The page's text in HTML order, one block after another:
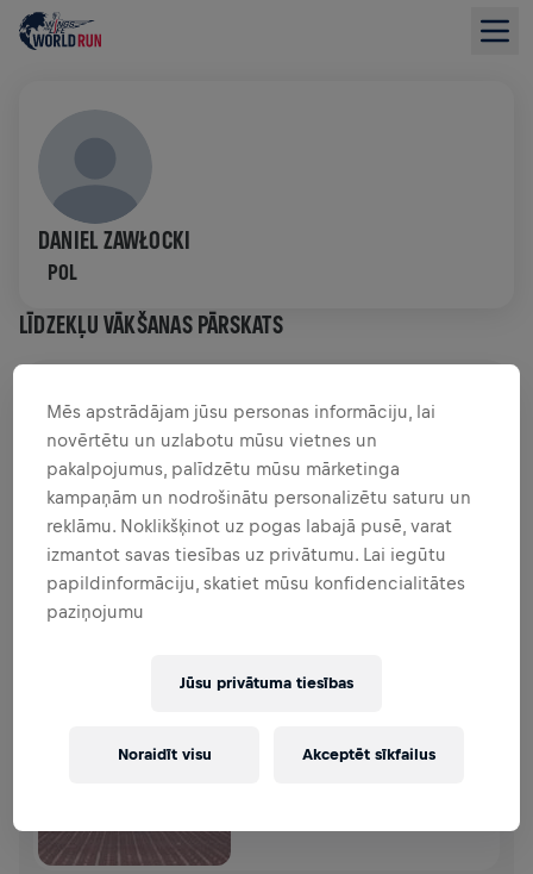
DANIEL ZAWŁOCKI
POL
LĪDZEKĻU VĀKŠANAS PĀRSKATS
FUNDRAISING
Ziedo, lai radītu pārmaiņas! 100% no tava ziedojuma
tiks novirzīti mugurkaula smadzeņu izpētei.
HISTORY
2025. g. 04. maijs
Mēs apstrādājam jūsu personas informāciju, lai
novērtētu un uzlabotu mūsu vietnes un
pakalpojumus, palīdzētu mūsu mārketinga
kampaņām un nodrošinātu personalizētu saturu un
reklāmu. Noklikšķinot uz pogas labajā pusē, varat
izmantot savas tiesības uz privātumu. Lai iegūtu
papildinformāciju, skatiet mūsu konfidencialitātes
paziņojumu
Jūsu privātuma tiesības
Noraidīt visu Akceptēt sīkfailus